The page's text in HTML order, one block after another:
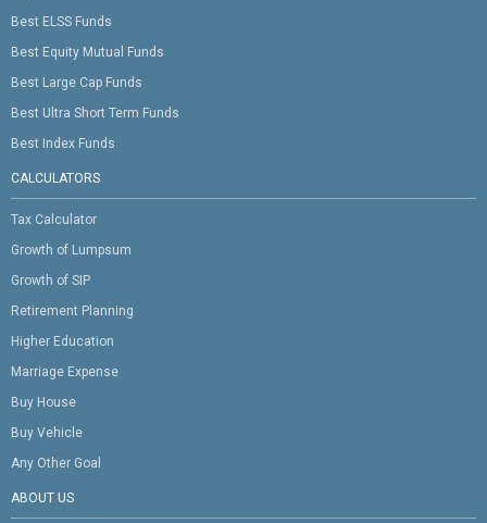
Best ELSS Funds
Best Equity Mutual Funds
Best Large Cap Funds
Best Ultra Short Term Funds
Best Index Funds
CALCULATORS
Tax Calculator
Growth of Lumpsum
Growth of SIP
Retirement Planning
Higher Education
Marriage Expense
Buy House
Buy Vehicle
Any Other Goal
ABOUT US